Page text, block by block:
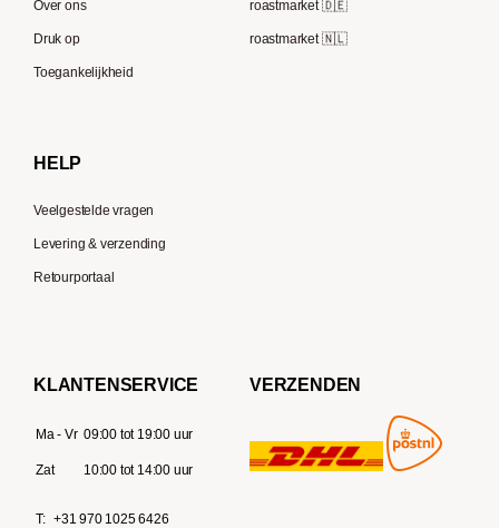
Speicherstadt Kaffee
Supremo
Moccamaster
Over ons
Druk op
Toegankelijkheid
roastmarket 🇩🇪
roastmarket 🇳🇱
HELP
Veelgestelde vragen
Levering & verzending
Retourportaal
KLANTENSERVICE
Ma - Vr 09:00 tot 19:00 uur
Zat 10:00 tot 14:00 uur
T: +31 970 1025 6426
VERZENDEN